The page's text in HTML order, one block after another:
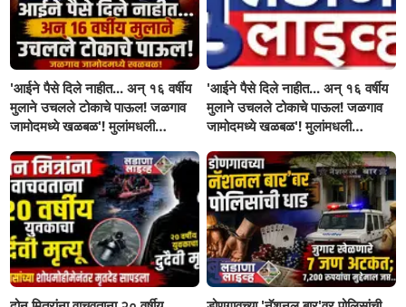
'आईने पैसे दिले नाहीत... अन् १६ वर्षीय
मुलाने उचलले टोकाचे पाऊल! जळगाव
जामोदमध्ये खळबळ'! मुलांमधली
'आईने पैसे दिले नाहीत... अन् १६ वर्षीय
मुलाने उचलले टोकाचे पाऊल! जळगाव
जामोदमध्ये खळबळ'! मुलांमधली